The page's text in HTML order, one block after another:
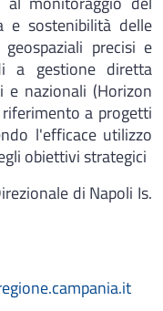
e sostenibilità delle
precisi e
a gestione diretta
e nazionali (Horizon
a progetti
l'efficace utilizzo
obiettivi strategici
di Napoli Is.